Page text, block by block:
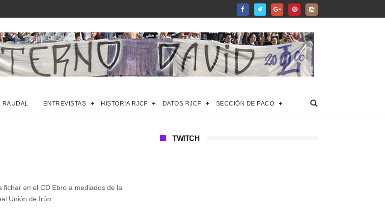
RAUDAL ENTREVISTAS HISTORIA RJCF DATOS RJCF SECCIÓN DE PACO
en el CD Ebro a mediados de la
Unión de Irún.
TWITCH